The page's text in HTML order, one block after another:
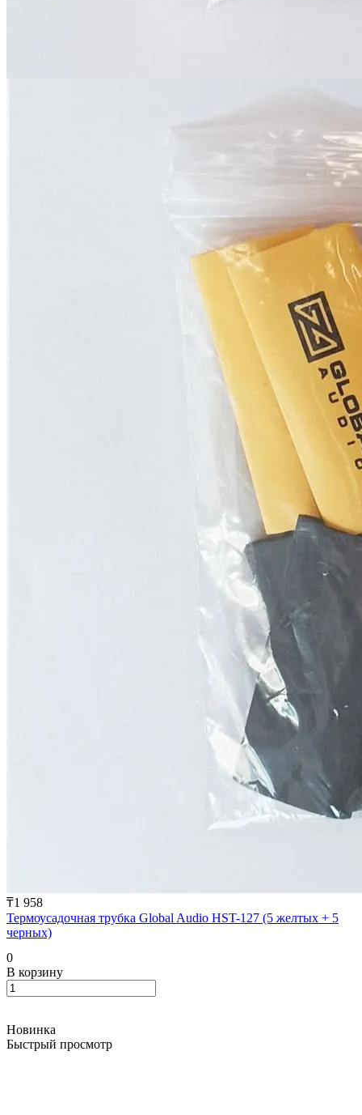
₸1 958
Термоусадочная трубка Global Audio HST-127 (5 желтых + 5
черных)
0
В корзину
Новинка
Быстрый просмотр